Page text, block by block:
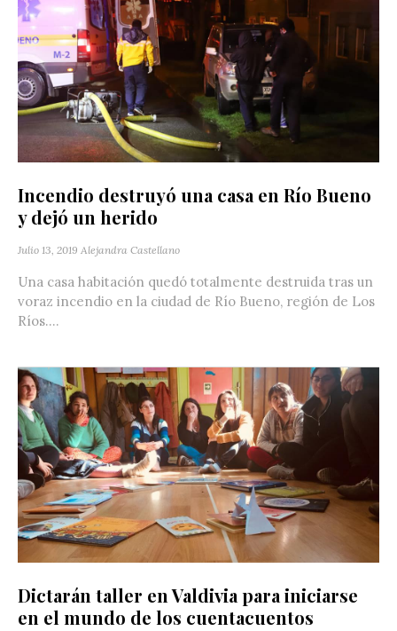
Incendio destruyó una casa en Río Bueno
y dejó un herido
Julio 13, 2019 Alejandra Castellano
Una casa habitación quedó totalmente destruida tras un
voraz incendio en la ciudad de Río Bueno, región de Los
Ríos....
Dictarán taller en Valdivia para iniciarse
en el mundo de los cuentacuentos